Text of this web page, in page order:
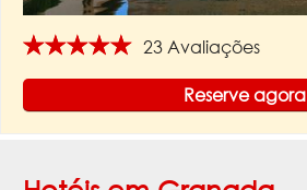
★★★★★ 23 Avaliações
Reserve agora